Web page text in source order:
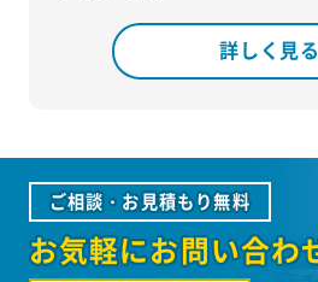
詳しく見る
ご相談・お見積もり無料
お気軽にお問い合わ